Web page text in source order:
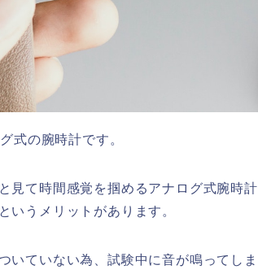
式の腕時計です。
見て時間感覚を掴めるアナログ式腕時計
いうメリットがあります。
いていない為、試験中に音が鳴ってしま